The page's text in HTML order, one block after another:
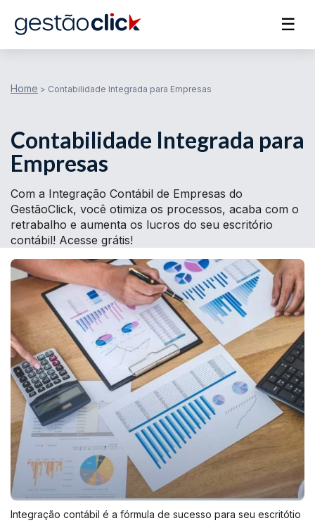
☰
Home > Contabilidade Integrada para Empresas
Contabilidade Integrada para
Empresas
Com a Integração Contábil de Empresas do
GestãoClick, você otimiza os processos, acaba com o
retrabalho e aumenta os lucros do seu escritório
contábil! Acesse grátis!
Integração contábil é a fórmula de sucesso para seu escritótio